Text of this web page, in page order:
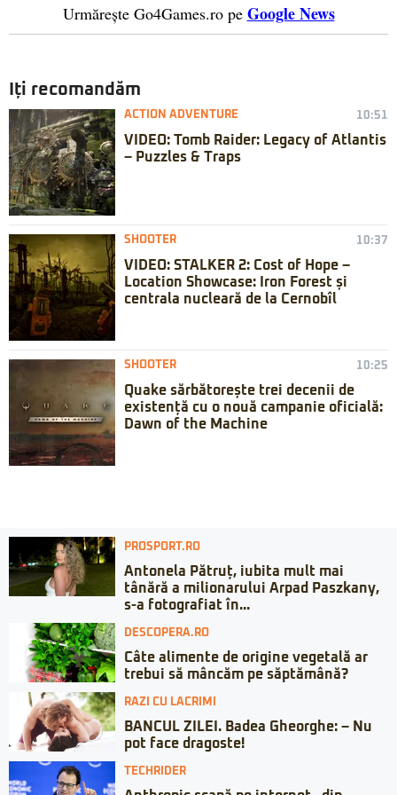
Urmărește Go4Games.ro pe Google News
Iți recomandăm
ACTION ADVENTURE 10:51
VIDEO: Tomb Raider: Legacy of Atlantis
– Puzzles & Traps
SHOOTER 10:37
VIDEO: STALKER 2: Cost of Hope –
Location Showcase: Iron Forest și
centrala nucleară de la Cernobîl
SHOOTER 10:25
Quake sărbătorește trei decenii de
existență cu o nouă campanie oficială:
Dawn of the Machine
PROSPORT.RO
Antonela Pătruț, iubita mult mai
tânără a milionarului Arpad Paszkany,
s-a fotografiat în...
DESCOPERA.RO
Câte alimente de origine vegetală ar
trebui să mâncăm pe săptămână?
RAZI CU LACRIMI
BANCUL ZILEI. Badea Gheorghe: – Nu
pot face dragoste!
TECHRIDER